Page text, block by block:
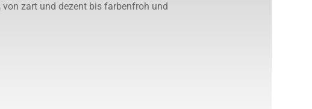
zart und dezent bis farbenfroh und